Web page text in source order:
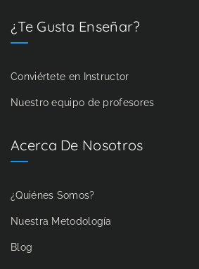
¿Te Gusta Enseñar?
Conviértete en Instructor
Nuestro equipo de profesores
Acerca De Nosotros
¿Quiénes Somos?
Nuestra Metodología
Blog